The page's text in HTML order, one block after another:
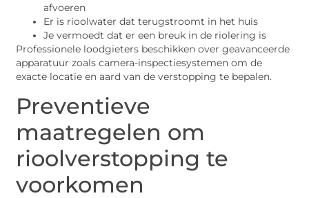
afvoeren
Er is rioolwater dat terugstroomt in het huis
Je vermoedt dat er een breuk in de riolering is
Professionele loodgieters beschikken over geavanceerde
apparatuur zoals camera-inspectiesystemen om de
exacte locatie en aard van de verstopping te bepalen.
Preventieve
maatregelen om
rioolverstopping te
voorkomen